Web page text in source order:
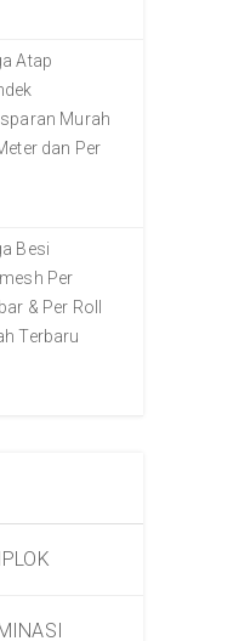
Atap
Murah
dan Per
Besi
Per
& Per Roll
Terbaru